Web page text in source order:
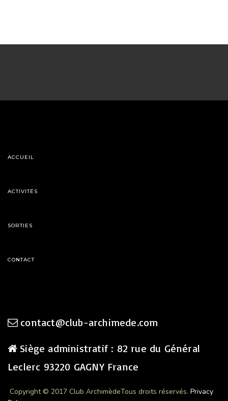
ACCUEIL
ACTIVITÉS
SORTIES
CONTACT
contact@club-archimede.com
Siège administratif : 82 rue du Général
Leclerc 93220 GAGNY France
Copyright © 2017 Club ArchimèdeTous droits réservés. Privacy